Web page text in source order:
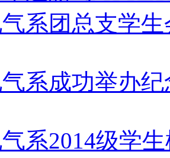
系团总支学
系成功举办
系2014级学